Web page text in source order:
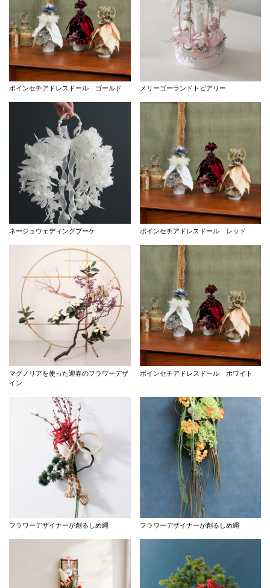
ポインセチアドレスドール ゴールド メリーゴーランドトピアリー
ネージュウェディングブーケ ポインセチアドレスドール レッド
マグノリアを使った迎春のフラワーデザ
イン
ポインセチアドレスドール ホワイト
フラワーデザイナーが創るしめ縄 フラワーデザイナーが創るしめ縄